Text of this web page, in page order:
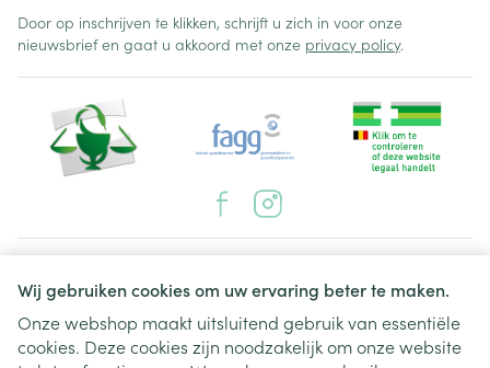
Wij gebruiken cookies om uw ervaring beter te maken.
Onze webshop maakt uitsluitend gebruik van essentiële
cookies. Deze cookies zijn noodzakelijk om onze website
Door op inschrijven te klikken, schrijft u zich in voor onze
nieuwsbrief en gaat u akkoord met onze privacy policy.
Juridische links